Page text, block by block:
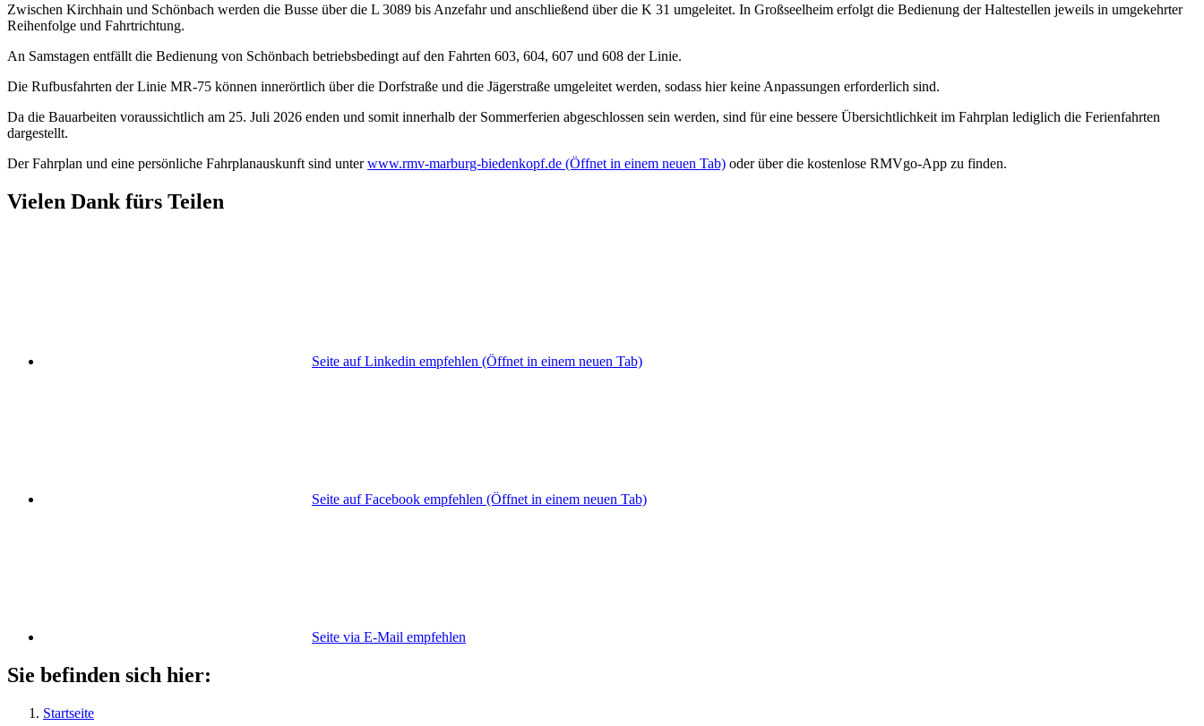
Zwischen Kirchhain und Schönbach werden die Busse über die L 3089 bis Anzefahr und anschließend über die K 31 umgeleitet. In Großseelheim erfolgt die Bedienung der Haltestellen jeweils in umgekehrter
Reihenfolge und Fahrtrichtung.
An Samstagen entfällt die Bedienung von Schönbach betriebsbedingt auf den Fahrten 603, 604, 607 und 608 der Linie.
Die Rufbusfahrten der Linie MR-75 können innerörtlich über die Dorfstraße und die Jägerstraße umgeleitet werden, sodass hier keine Anpassungen erforderlich sind.
Da die Bauarbeiten voraussichtlich am 25. Juli 2026 enden und somit innerhalb der Sommerferien abgeschlossen sein werden, sind für eine bessere Übersichtlichkeit im Fahrplan lediglich die Ferienfahrten
dargestellt.
Der Fahrplan und eine persönliche Fahrplanauskunft sind unterwww.rmv-marburg-biedenkopf.de (Öffnet in einem neuen Tab) oder über die kostenlose RMVgo-App zu finden.
Vielen Dank fürs Teilen
Seite auf Linkedin empfehlen (Öffnet in einem neuen Tab)
Seite auf Facebook empfehlen (Öffnet in einem neuen Tab)
Seite via E-Mail empfehlen
Sie befinden sich hier:
Startseite